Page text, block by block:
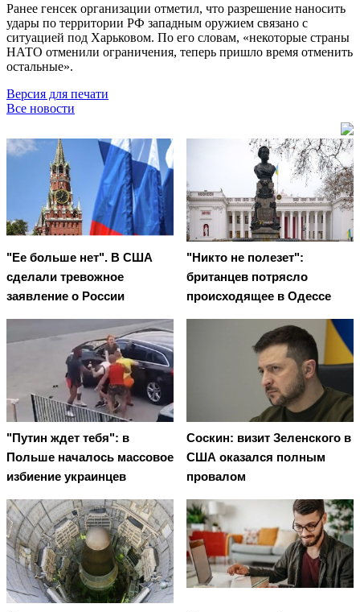
Ранее генсек организации отметил, что разрешение наносить
удары по территории РФ западным оружием связано с
ситуацией под Харьковом. По его словам, «некоторые страны
НАТО отменили ограничения, теперь пришло время отменить
остальные».
Версия для печати
Все новости
"Ее больше нет". В США
сделали тревожное
заявление о России
"Никто не полезет":
британцев потрясло
происходящее в Одессе
"Путин ждет тебя": в
Польше началось массовое
избиение украинцев
Соскин: визит Зеленского в
США оказался полным
провалом